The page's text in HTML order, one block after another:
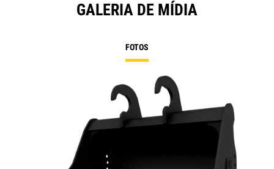
GALERIA DE MÍDIA
FOTOS